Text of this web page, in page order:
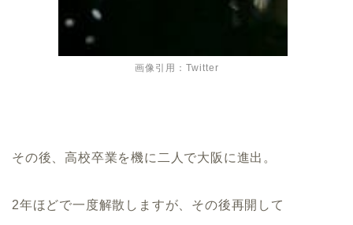
画像引用：Twitter
その後、高校卒業を機に二人で大阪に進出。
2年ほどで一度解散しますが、その後再開して